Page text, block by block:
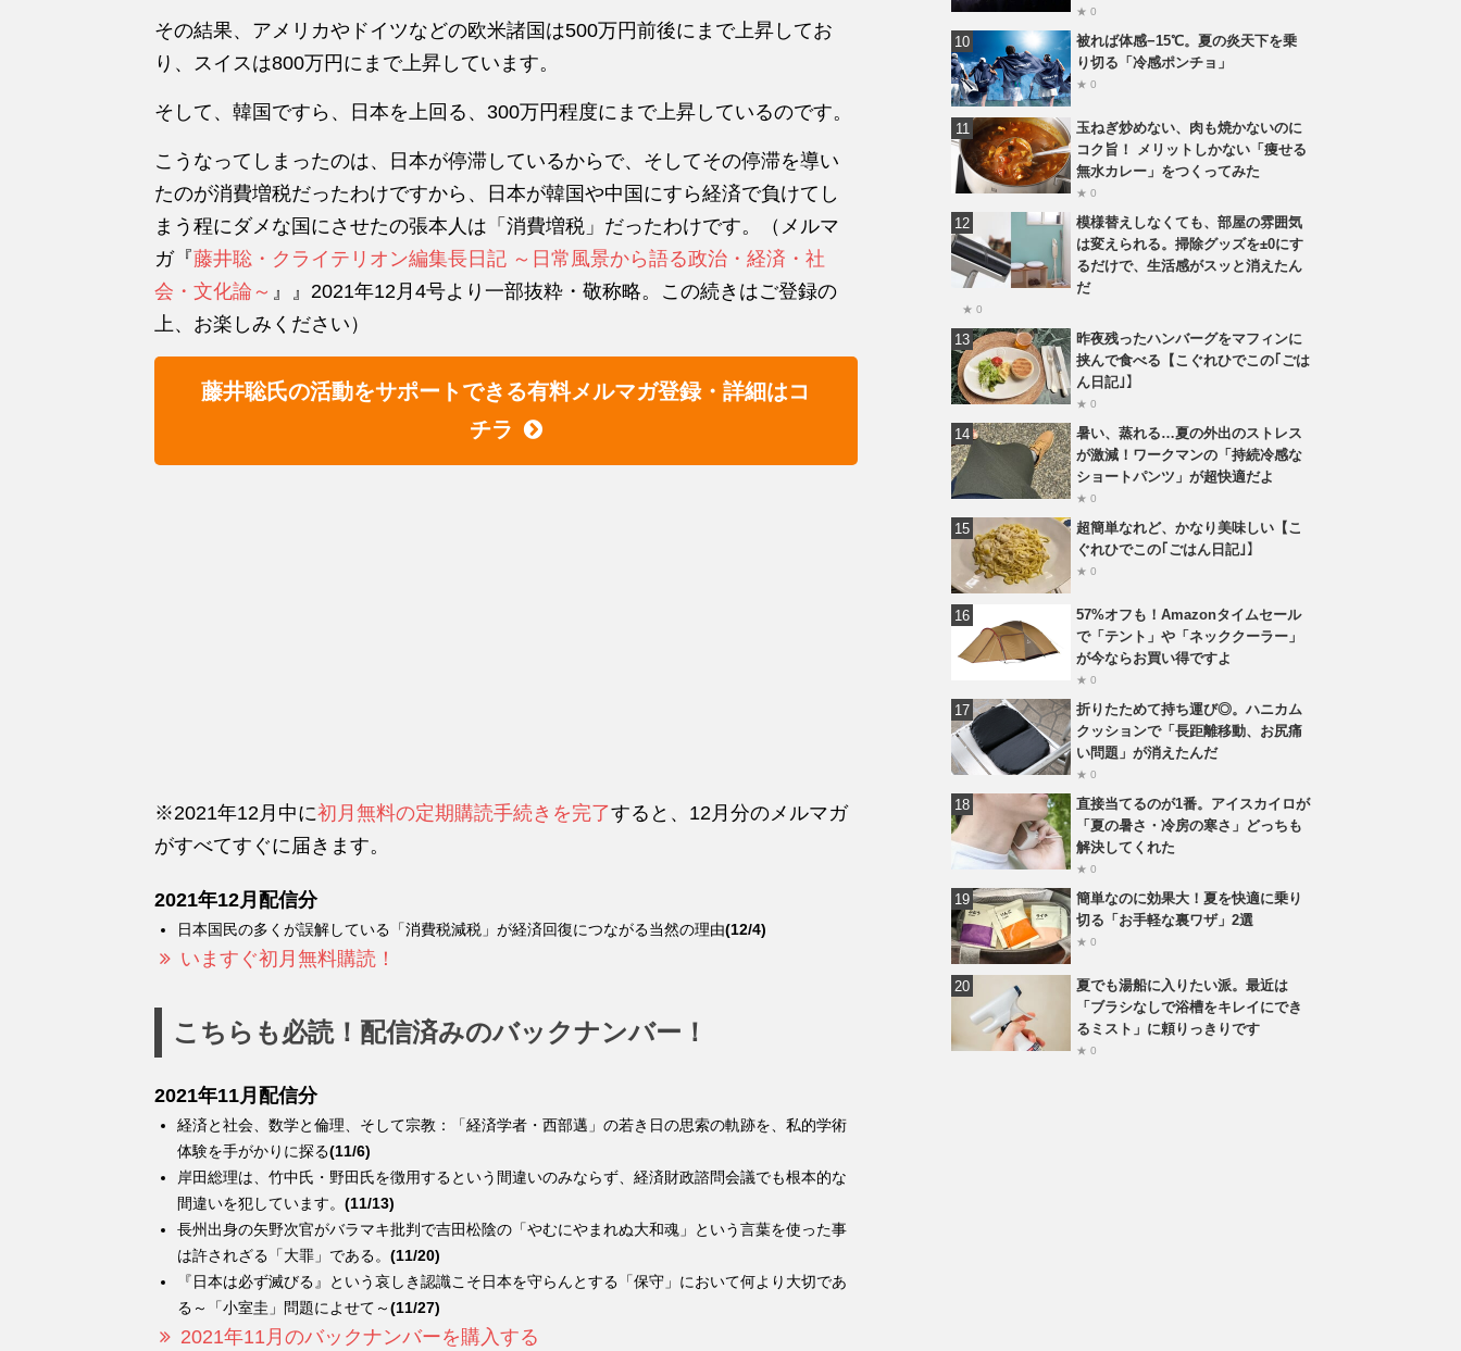
その結果、アメリカやドイツなどの欧米諸国は500万円前後にまで上昇してお
り、スイスは800万円にまで上昇しています。
そして、韓国ですら、日本を上回る、300万円程度にまで上昇しているのです。
こうなってしまったのは、日本が停滞しているからで、そしてその停滞を導い
たのが消費増税だったわけですから、日本が韓国や中国にすら経済で負けてし
まう程にダメな国にさせたの張本人は「消費増税」だったわけです。（メルマ
ガ『藤井聡・クライテリオン編集長日記 ～日常風景から語る政治・経済・社
会・文化論～ 』』2021年12月4号より一部抜粋・敬称略。この続きはご登録の
上、お楽しみください）
藤井聡氏の活動をサポートできる有料メルマガ登録・詳細はコ
チラ
※2021年12月中に初月無料の定期購読手続きを完了すると、12月分のメルマガ
がすべてすぐに届きます。
2021年12月配信分
日本国民の多くが誤解している「消費税減税」が経済回復につながる当然の理由(12/4)
いますぐ初月無料購読！
こちらも必読！配信済みのバックナンバー！
2021年11月配信分
『日本は必ず滅びる』という哀しき認識こそ日本を守らんとする「保守」において何より大切であ
る～「小室圭」問題によせて～(11/27)
長州出身の矢野次官がバラマキ批判で吉田松陰の「やむにやまれぬ大和魂」という言葉を使った事
は許されざる「大罪」である。 (11/20)
岸田総理は、竹中氏・野田氏を徴用するという間違いのみならず、経済財政諮問会議でも根本的な
間違いを犯しています。 (11/13)
経済と社会、数学と倫理、そして宗教：「経済学者・西部邁」の若き日の思索の軌跡を、私的学術
体験を手がかりに探る(11/6)
2021年11月のバックナンバーを購入する
★ 0
被れば体感−15℃。夏の炎天下を乗
り切る「冷感ポンチョ」
★ 0
玉ねぎ炒めない、肉も焼かないのに
コク旨！ メリットしかない「痩せる
無水カレー」をつくってみた
★ 0
模様替えしなくても、部屋の雰囲気
は変えられる。掃除グッズを±0にす
るだけで、生活感がスッと消えたん
だ
★ 0
昨夜残ったハンバーグをマフィンに
挟んで食べる【こぐれひでこの｢ごは
ん日記｣】
★ 0
暑い、蒸れる…夏の外出のストレス
が激減！ワークマンの「持続冷感な
ショートパンツ」が超快適だよ
★ 0
超簡単なれど、かなり美味しい【こ
ぐれひでこの｢ごはん日記｣】
★ 0
57%オフも！Amazonタイムセール
で「テント」や「ネッククーラー」
が今ならお買い得ですよ
★ 0
折りたためて持ち運び◎。ハニカム
クッションで「長距離移動、お尻痛
い問題」が消えたんだ
★ 0
直接当てるのが1番。アイスカイロが
「夏の暑さ・冷房の寒さ」どっちも
解決してくれた
★ 0
簡単なのに効果大！夏を快適に乗り
切る「お手軽な裏ワザ」2選
★ 0
夏でも湯船に入りたい派。最近は
「ブラシなしで浴槽をキレイにでき
るミスト」に頼りっきりです
★ 0